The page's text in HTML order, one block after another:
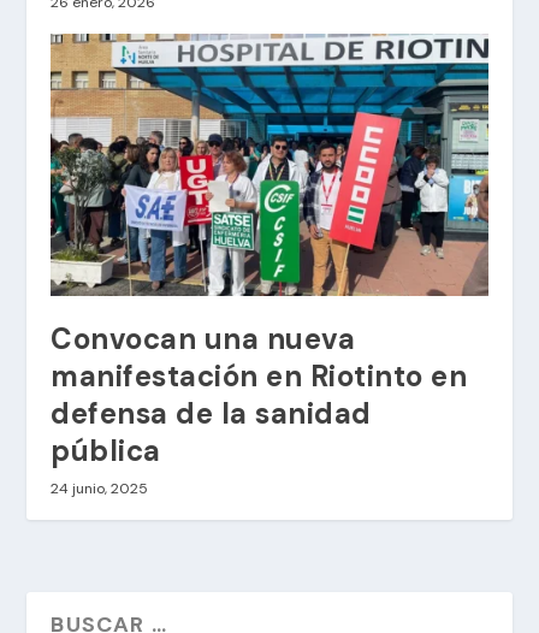
Convocan una nueva
manifestación en Riotinto en
defensa de la sanidad
pública
24 junio, 2025